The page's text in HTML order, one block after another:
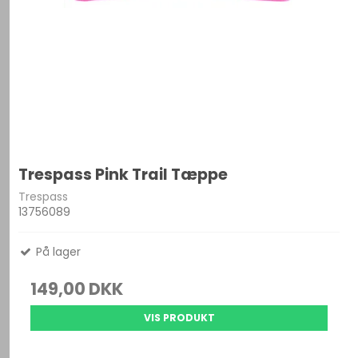
Trespass Pink Trail Tæppe
Trespass
13756089
På lager
149,00 DKK
VIS PRODUKT